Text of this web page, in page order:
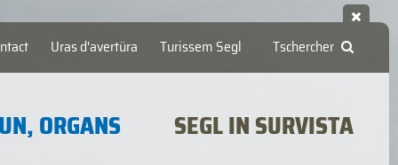
Tschercher
Uras d'avertüra Turissem Segl
ORGANS SEGL IN SURVISTA